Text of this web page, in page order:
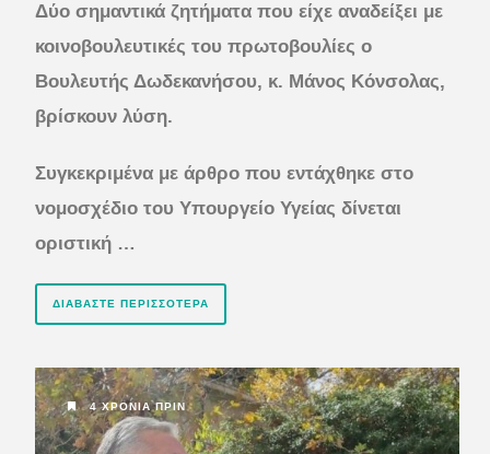
Δύο σημαντικά ζητήματα που είχε αναδείξει με
κοινοβουλευτικές του πρωτοβουλίες ο
Βουλευτής Δωδεκανήσου, κ. Μάνος Κόνσολας,
βρίσκουν λύση.
Συγκεκριμένα με άρθρο που εντάχθηκε στο
νομοσχέδιο του Υπουργείο Υγείας δίνεται
οριστική …
ΔΙΑΒΆΣΤΕ ΠΕΡΙΣΣΌΤΕΡΑ
4 ΧΡΌΝΙΑ ΠΡΙΝ